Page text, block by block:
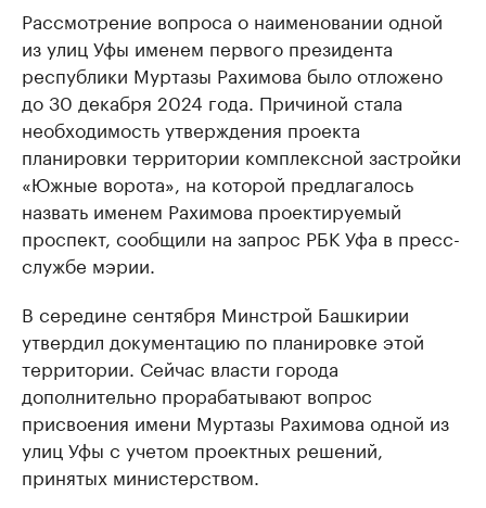
Рассмотрение вопроса о наименовании одной
из улиц Уфы именем первого президента
республики Муртазы Рахимова было отложено
до 30 декабря 2024 года. Причиной стала
необходимость утверждения проекта
планировки территории комплексной застройки
«Южные ворота», на которой предлагалось
назвать именем Рахимова проектируемый
проспект, сообщили на запрос РБК Уфа в пресс-
службе мэрии.
В середине сентября Минстрой Башкирии
утвердил документацию по планировке этой
территории. Сейчас власти города
дополнительно прорабатывают вопрос
присвоения имени Муртазы Рахимова одной из
улиц Уфы с учетом проектных решений,
принятых министерством.